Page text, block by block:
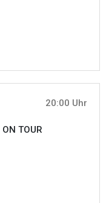
20:00 Uhr
ON TOUR